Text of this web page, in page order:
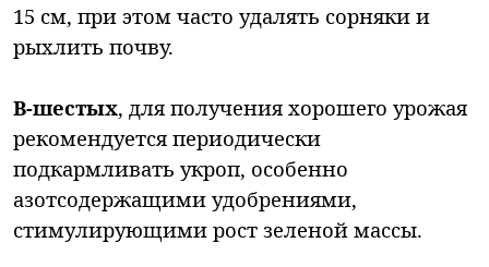
15 см, при этом часто удалять сорняки и
рыхлить почву.
В-шестых, для получения хорошего урожая
рекомендуется периодически
подкармливать укроп, особенно
азотсодержащими удобрениями,
стимулирующими рост зеленой массы.